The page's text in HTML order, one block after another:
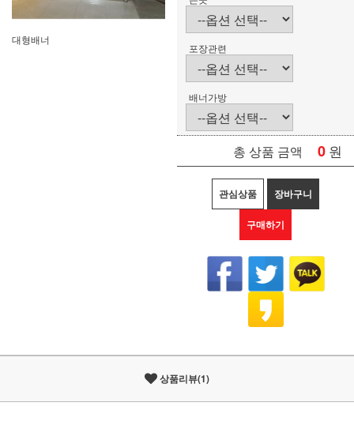
대형배너
포장관련
배너가방
총 상품 금액 0 원
관심상품 장바구니
구매하기
상품리뷰(1)